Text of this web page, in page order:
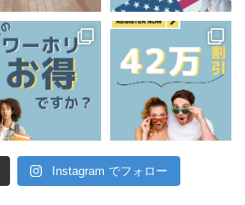
Instagram でフォロー